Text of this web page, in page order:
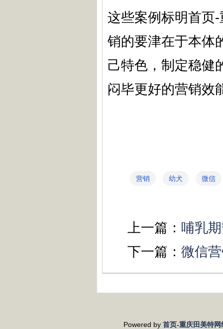
这些案例标明首页
销的要津在于本体
己特色，制定稳健
闷毕更好的营销效
营销 幼犬 微信
上一篇： 哺乳
下一篇： 微信
Powered by 首页-重庆田美特网